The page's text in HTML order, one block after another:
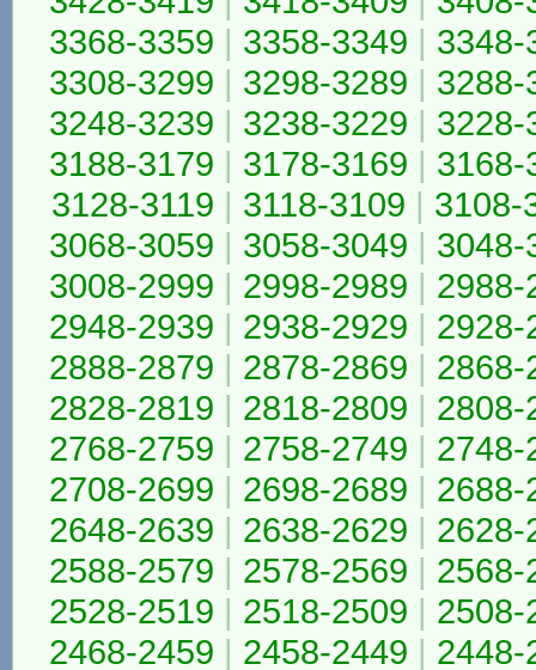
3368-3359 | 3358-3349 | 3348-
3308-3299 | 3298-3289 | 3288-
3248-3239 | 3238-3229 | 3228-
3188-3179 | 3178-3169 | 3168-
3128-3119 | 3118-3109 | 3108-
3068-3059 | 3058-3049 | 3048-
3008-2999 | 2998-2989 | 2988-
2948-2939 | 2938-2929 | 2928-
2888-2879 | 2878-2869 | 2868-
2828-2819 | 2818-2809 | 2808-
2768-2759 | 2758-2749 | 2748-
2708-2699 | 2698-2689 | 2688-
2648-2639 | 2638-2629 | 2628-
2588-2579 | 2578-2569 | 2568-
2528-2519 | 2518-2509 | 2508-
2468-2459 | 2458-2449 | 2448-